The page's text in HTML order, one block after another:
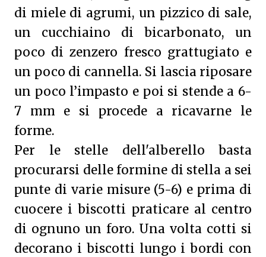
di miele di agrumi, un pizzico di sale,
un cucchiaino di bicarbonato, un
poco di zenzero fresco grattugiato e
un poco di cannella. Si lascia riposare
un poco l’impasto e poi si stende a 6-
7 mm e si procede a ricavarne le
forme.
Per le stelle dell'alberello basta
procurarsi delle formine di stella a sei
punte di varie misure (5-6) e prima di
cuocere i biscotti praticare al centro
di ognuno un foro. Una volta cotti si
decorano i biscotti lungo i bordi con